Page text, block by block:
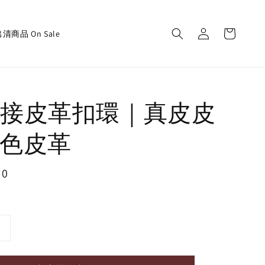
清商品 On Sale
皮革扣環｜真皮皮
皮革